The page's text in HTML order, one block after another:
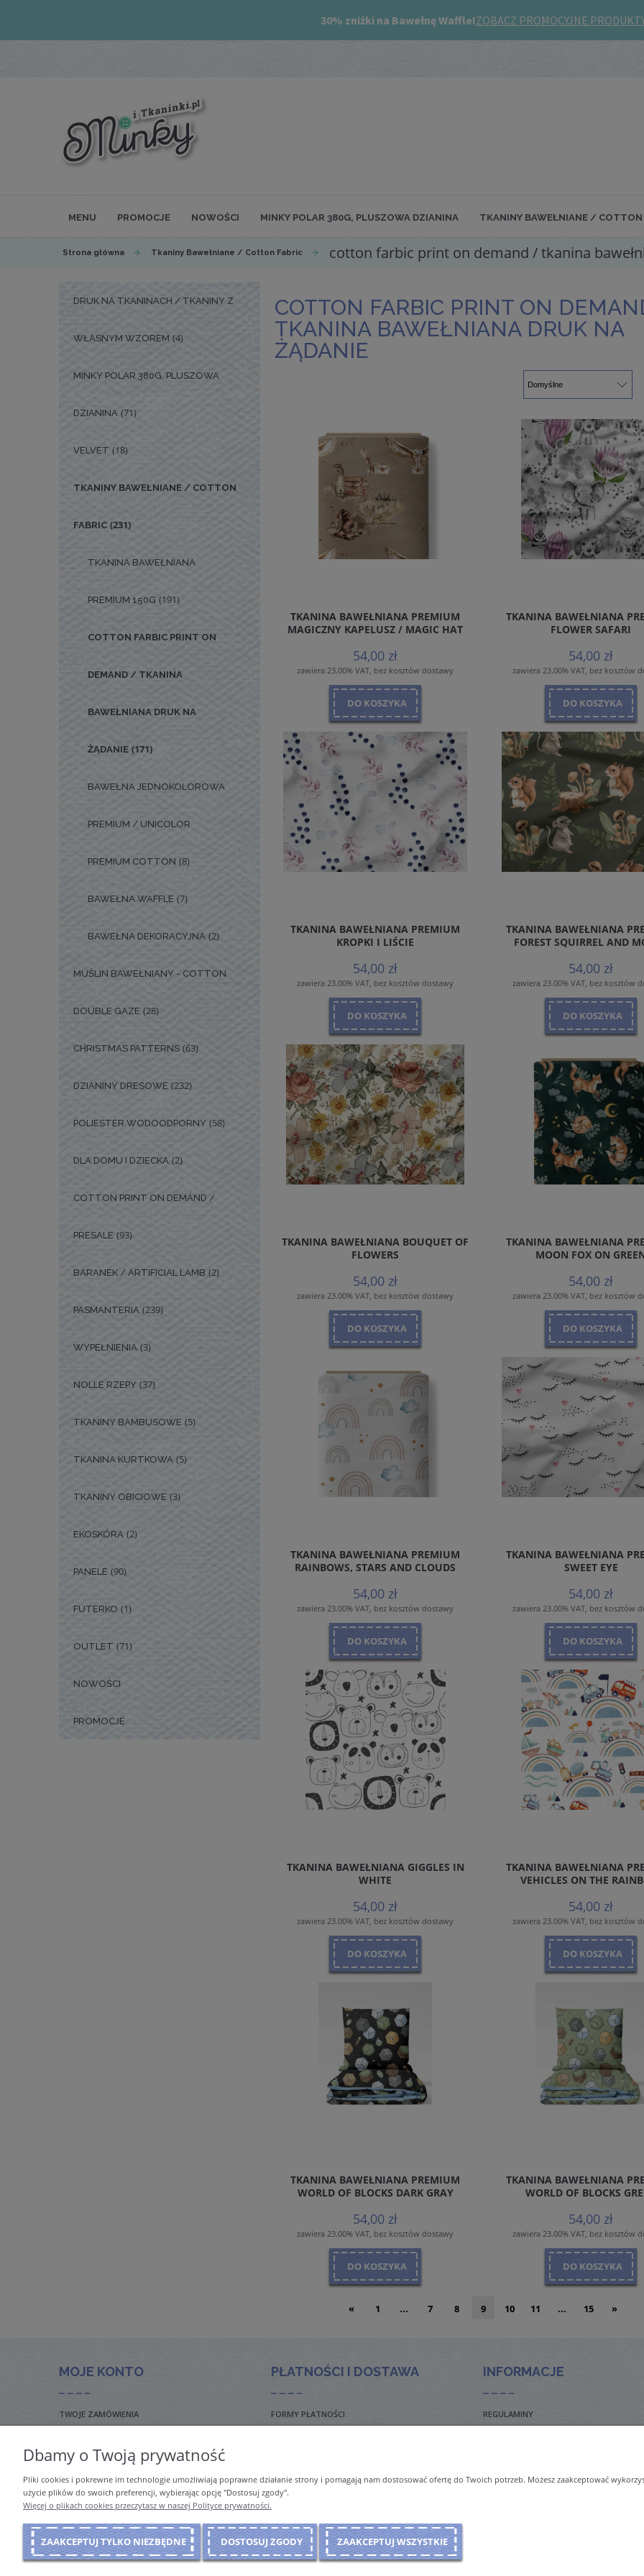
MENU PROMOCJE NOWOŚCI MINKY POLAR 380G, PLUSZOWA DZIANINA TKANINY BAWEŁNIANE / COTTON
Strona główna Tkaniny Bawełniane / Cotton Fabric cotton farbic print on demand / tkanina
DRUK NA TKANINACH / TKANINY Z
WŁASNYM WZOREM (4)
MINKY POLAR 380G, PLUSZOWA
DZIANINA (71)
VELVET (18)
TKANINY BAWEŁNIANE / COTTON
FABRIC (231)
TKANINA BAWEŁNIANA
PREMIUM 150G (191)
COTTON FARBIC PRINT ON
DEMAND / TKANINA
BAWEŁNIANA DRUK NA
ŻĄDANIE (171)
BAWEŁNA JEDNOKOLOROWA
PREMIUM / UNICOLOR
PREMIUM COTTON (8)
BAWEŁNA WAFFLE (7)
BAWEŁNA DEKORACYJNA (2)
MUŚLIN BAWEŁNIANY - COTTON
DOUBLE GAZE (28)
CHRISTMAS PATTERNS (63)
DZIANINY DRESOWE (232)
POLIESTER WODOODPORNY (58)
DLA DOMU I DZIECKA (2)
COTTON PRINT ON DEMAND /
PRESALE (93)
BARANEK / ARTIFICIAL LAMB (2)
PASMANTERIA (239)
WYPEŁNIENIA (3)
NOLLE RZEPY (37)
TKANINY BAMBUSOWE (5)
TKANINA KURTKOWA (5)
TKANINY OBICIOWE (3)
EKOSKÓRA (2)
PANELE (90)
FUTERKO (1)
OUTLET (71)
NOWOŚCI
PROMOCJE
COTTON FARBIC PRINT ON
TKANINA BAWEŁNIANA DRUK NA
ŻĄDANIE
TKANINA BAWEŁNIANA PREMIUM
MAGICZNY KAPELUSZ / MAGIC HAT
54,00 zł
zawiera 23.00% VAT, bez kosztów dostawy
DO KOSZYKA
TKANINA BAWEŁNIANA
FLOWER SAFARI
54,00 zł
zawiera 23.00% VAT, bez kosztów
DO KOSZYKA
TKANINA BAWEŁNIANA PREMIUM
KROPKI I LIŚCIE
54,00 zł
zawiera 23.00% VAT, bez kosztów dostawy
DO KOSZYKA
TKANINA BAWEŁNIANA
FOREST SQUIRREL AND
54,00 zł
zawiera 23.00% VAT, bez kosztów
DO KOSZYKA
TKANINA BAWEŁNIANA BOUQUET OF
FLOWERS
54,00 zł
zawiera 23.00% VAT, bez kosztów dostawy
DO KOSZYKA
TKANINA BAWEŁNIANA
MOON FOX ON
54,00 zł
zawiera 23.00% VAT, bez kosztów
DO KOSZYKA
TKANINA BAWEŁNIANA PREMIUM
RAINBOWS, STARS AND CLOUDS
54,00 zł
zawiera 23.00% VAT, bez kosztów dostawy
DO KOSZYKA
TKANINA BAWEŁNIANA
SWEET EYE
54,00 zł
zawiera 23.00% VAT, bez kosztów
DO KOSZYKA
TKANINA BAWEŁNIANA GIGGLES IN
WHITE
54,00 zł
zawiera 23.00% VAT, bez kosztów dostawy
DO KOSZYKA
TKANINA BAWEŁNIANA
VEHICLES ON THE
54,00 zł
zawiera 23.00% VAT, bez kosztów
DO KOSZYKA
TKANINA BAWEŁNIANA PREMIUM
WORLD OF BLOCKS DARK GRAY
54,00 zł
zawiera 23.00% VAT, bez kosztów dostawy
DO KOSZYKA
TKANINA BAWEŁNIANA
WORLD OF BLOCKS
54,00 zł
zawiera 23.00% VAT, bez kosztów
DO KOSZYKA
« 1 ... 7 8 9 10 11 ... 15 »
MOJE KONTO
TWOJE ZAMÓWIENIA
PŁATNOŚCI I DOSTAWA
FORMY PŁATNOŚCI
INTERNATIONAL ORDERS & SHIPMENT
INFORMACJE
REGULAMINY
Sklep internetowy Shoper Premium
Dbamy o Twoją prywatność
Pliki cookies i pokrewne im technologie umożliwiają poprawne działanie strony i pomagają nam dostosować ofertę do Twoich potrzeb. Możesz zaakceptować
użycie plików do swoich preferencji, wybierając opcję "Dostosuj zgody".
Więcej o plikach cookies przeczytasz w naszej Polityce prywatności.
ZAAKCEPTUJ TYLKO NIEZBĘDNE DOSTOSUJ ZGODY ZAAKCEPTUJ WSZYSTKIE